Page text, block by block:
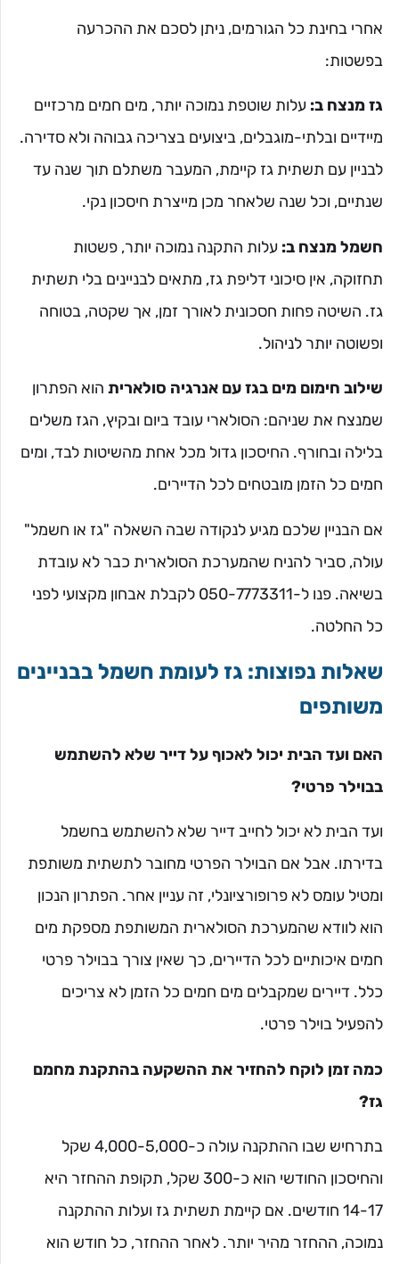
אחרי בחינת כל הגורמים, ניתן לסכם את ההכרעה
בפשטות:
גז מנצח ב: עלות שוטפת נמוכה יותר, מים חמים מרכזיים
מיידיים ובלתי-מוגבלים, ביצועים בצריכה גבוהה ולא סדירה.
לבניין עם תשתית גז קיימת, המעבר משתלם תוך שנה עד
שנתיים, וכל שנה שלאחר מכן מייצרת חיסכון נקי.
חשמל מנצח ב: עלות התקנה נמוכה יותר, פשטות
תחזוקה, אין סיכוני דליפת גז, מתאים לבניינים בלי תשתית
גז. השיטה פחות חסכונית לאורך זמן, אך שקטה, בטוחה
ופשוטה יותר לניהול.
שילוב חימום מים בגז עם אנרגיה סולארית הוא הפתרון
שמנצח את שניהם: הסולארי עובד ביום ובקיץ, הגז משלים
בלילה ובחורף. החיסכון גדול מכל אחת מהשיטות לבד, ומים
חמים כל הזמן מובטחים לכל הדיירים.
אם הבניין שלכם מגיע לנקודה שבה השאלה "גז או חשמל"
עולה, סביר להניח שהמערכת הסולארית כבר לא עובדת
בשיאה. פנו ל-050-7773311 לקבלת אבחון מקצועי לפני
כל החלטה.
שאלות נפוצות: גז לעומת חשמל בבניינים
משותפים
האם ועד הבית יכול לאכוף על דייר שלא להשתמש
בבוילר פרטי?
ועד הבית לא יכול לחייב דייר שלא להשתמש בחשמל
בדירתו. אבל אם הבוילר הפרטי מחובר לתשתית משותפת
ומטיל עומס לא פרופורציונלי, זה עניין אחר. הפתרון הנכון
הוא לוודא שהמערכת הסולארית המשותפת מספקת מים
חמים איכותיים לכל הדיירים, כך שאין צורך בבוילר פרטי
כלל. דיירים שמקבלים מים חמים כל הזמן לא צריכים
להפעיל בוילר פרטי.
כמה זמן לוקח להחזיר את ההשקעה בהתקנת מחמם
גז?
בתרחיש שבו ההתקנה עולה כ-4,000-5,000 שקל
והחיסכון החודשי הוא כ-300 שקל, תקופת ההחזר היא
14-17 חודשים. אם קיימת תשתית גז ועלות ההתקנה
נמוכה, ההחזר מהיר יותר. לאחר ההחזר, כל חודש הוא